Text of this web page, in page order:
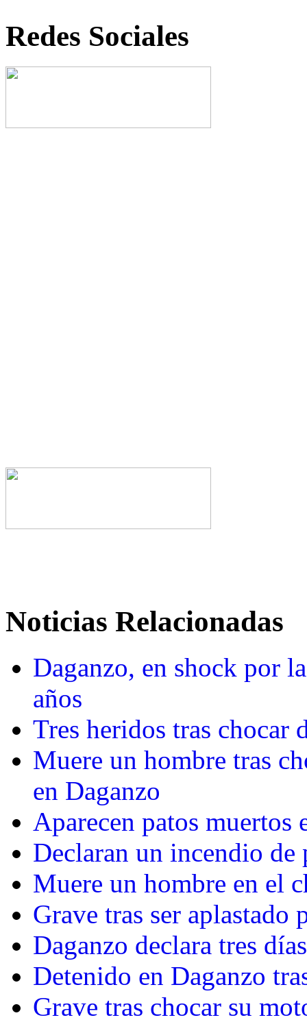
Redes Sociales
Noticias Relacionadas
Daganzo, en shock por
años
Tres heridos tras chocar
Muere un hombre tras
en Daganzo
Aparecen patos muertos
Declaran un incendio de
Muere un hombre en el
Grave tras ser aplastado
Daganzo declara tres
Detenido en Daganzo
Grave tras chocar su